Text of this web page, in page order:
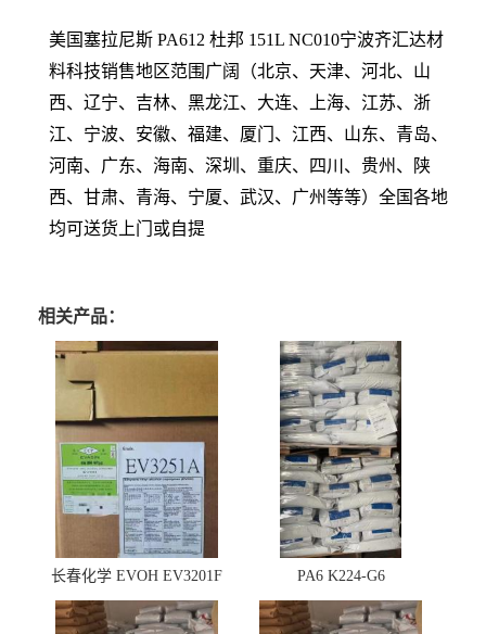
美国塞拉尼斯 PA612 杜邦 151L NC010宁波齐汇达材
料科技销售地区范围广阔（北京、天津、河北、山
西、辽宁、吉林、黑龙江、大连、上海、江苏、浙
江、宁波、安徽、福建、厦门、江西、山东、青岛、
河南、广东、海南、深圳、重庆、四川、贵州、陕
西、甘肃、青海、宁厦、武汉、广州等等）全国各地
均可送货上门或自提
相关产品：
长春化学 EVOH EV3201F PA6 K224-G6